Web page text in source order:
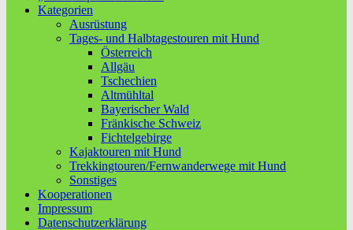
Kategorien
Ausrüstung
Tages- und Halbtagestouren mit Hund
Österreich
Allgäu
Tschechien
Altmühltal
Bayerischer Wald
Fränkische Schweiz
Fichtelgebirge
Kajaktouren mit Hund
Trekkingtouren/Fernwanderwege mit Hund
Sonstiges
Kooperationen
Impressum
Datenschutzerklärung